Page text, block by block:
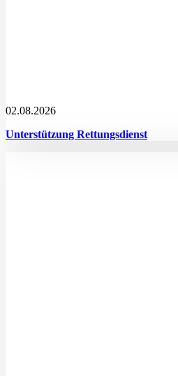
02.08.2026
Unterstützung Rettungsdienst